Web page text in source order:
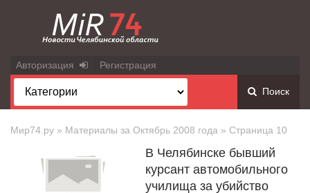
Авторизация Регистрация
Поиск
Мир74.ру » Материалы за Октябрь 2008 года » Страница 10
В Челябинске бывший
курсант автомобильного
училища за убийство